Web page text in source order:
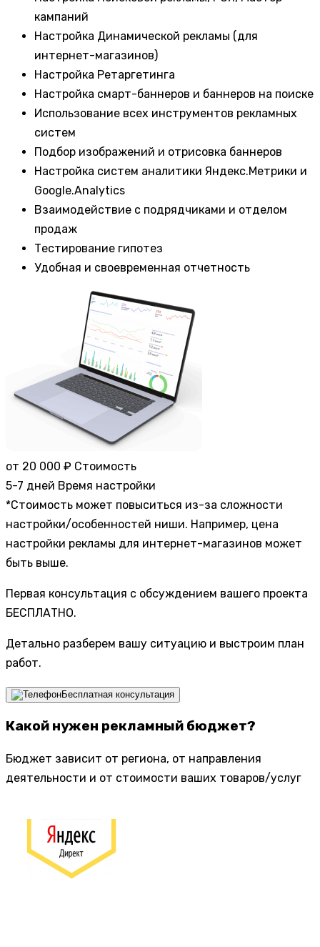
кампаний
Настройка Динамической рекламы (для
интернет-магазинов)
Настройка Ретаргетинга
Настройка смарт-баннеров и баннеров на поиске
Использование всех инструментов рекламных
систем
Подбор изображений и отрисовка баннеров
Настройка систем аналитики Яндекс.Метрики и
Google.Analytics
Взаимодействие с подрядчиками и отделом
продаж
Тестирование гипотез
Удобная и своевременная отчетность
от 20 000 ₽ Стоимость
5-7 дней Время настройки
*Стоимость может повыситься из-за сложности
настройки/особенностей ниши. Например, цена
настройки рекламы для интернет-магазинов может
быть выше.
Первая консультация с обсуждением вашего проекта
БЕСПЛАТНО.
Детально разберем вашу ситуацию и выстроим план
работ.
Бесплатная консультация
Какой нужен рекламный бюджет?
Бюджет зависит от региона, от направления
деятельности и от стоимости ваших товаров/услуг